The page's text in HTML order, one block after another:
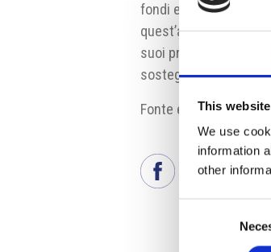
This
We use
information
other
fondi europei per le
quest’anno. Il nuovo
suoi principali
sostegno al
Fonte e fonte